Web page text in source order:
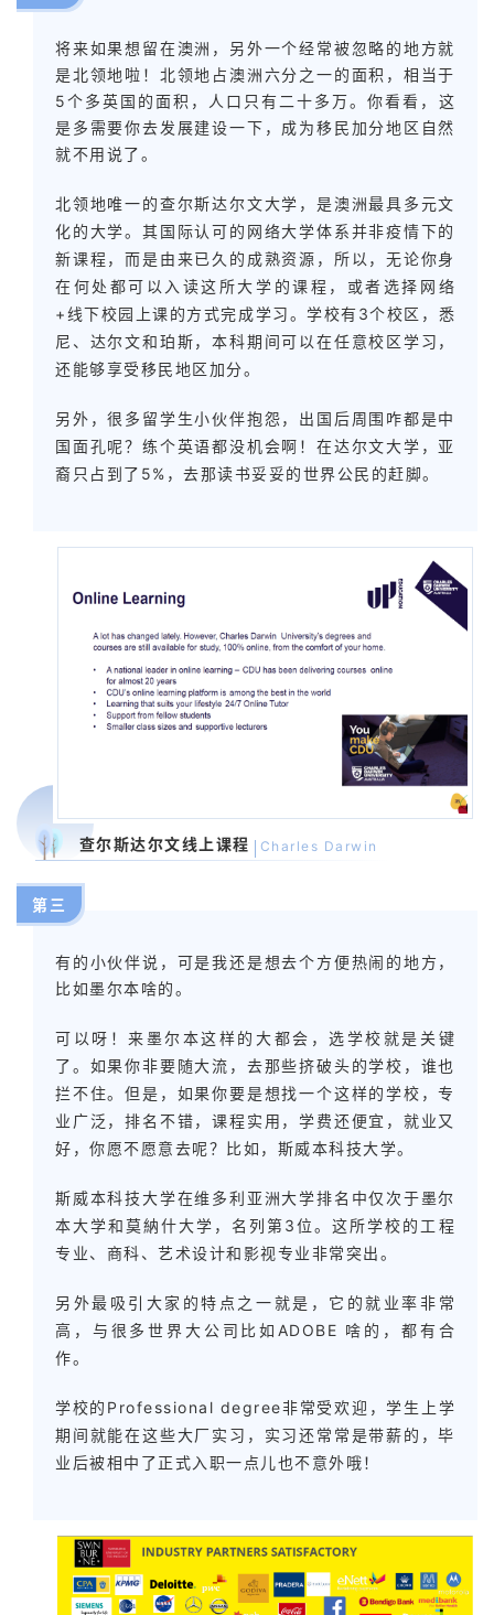
将来如果想留在澳洲，另外一个经常被忽略的地方就
是北领地啦！北领地占澳洲六分之一的面积，相当于
5个多英国的面积，人口只有二十多万。你看看，这
是多需要你去发展建设一下，成为移民加分地区自然
就不用说了。
北领地唯一的查尔斯达尔文大学，是澳洲最具多元文
化的大学。其国际认可的网络大学体系并非疫情下的
新课程，而是由来已久的成熟资源，所以，无论你身
在何处都可以入读这所大学的课程，或者选择网络
+线下校园上课的方式完成学习。学校有3个校区，悉
尼、达尔文和珀斯，本科期间可以在任意校区学习，
还能够享受移民地区加分。
另外，很多留学生小伙伴抱怨，出国后周围咋都是中
国面孔呢？练个英语都没机会啊！在达尔文大学，亚
裔只占到了5%，去那读书妥妥的世界公民的赶脚。
查尔斯达尔文线上课程 Charles Darwin
第三
有的小伙伴说，可是我还是想去个方便热闹的地方，
比如墨尔本啥的。
可以呀！来墨尔本这样的大都会，选学校就是关键
了。如果你非要随大流，去那些挤破头的学校，谁也
拦不住。但是，如果你要是想找一个这样的学校，专
业广泛，排名不错，课程实用，学费还便宜，就业又
好，你愿不愿意去呢？比如，斯威本科技大学。
斯威本科技大学在维多利亚洲大学排名中仅次于墨尔
本大学和莫納什大学，名列第3位。这所学校的工程
专业、商科、艺术设计和影视专业非常突出。
另外最吸引大家的特点之一就是，它的就业率非常
高，与很多世界大公司比如ADOBE 啥的，都有合
作。
学校的Professional degree非常受欢迎，学生上学
期间就能在这些大厂实习，实习还常常是带薪的，毕
业后被相中了正式入职一点儿也不意外哦！